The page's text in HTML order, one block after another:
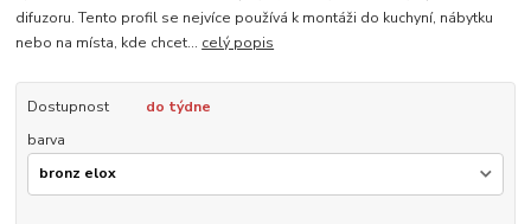
difuzoru. Tento profil se nejvíce používá k montáži do kuchyní, nábytku
nebo na místa, kde chcet... celý popis
Dostupnost
do týdne
barva